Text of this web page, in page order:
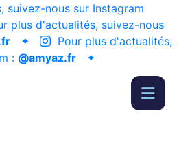
suivez-nous sur Instagram
plus d'actualités, suivez-nous
✦
Pour plus d'actualités,
: @amyaz.fr ✦